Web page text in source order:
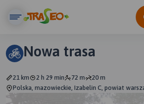
Nowa trasa
21 km 2 h 29 min 72 m
20 m
Polska, mazowieckie, Izabelin C, powiat